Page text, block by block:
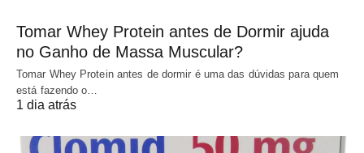
Tomar Whey Protein antes de Dormir ajuda
no Ganho de Massa Muscular?
Tomar Whey Protein antes de dormir é uma das dúvidas para quem
está fazendo o…
1 dia atrás